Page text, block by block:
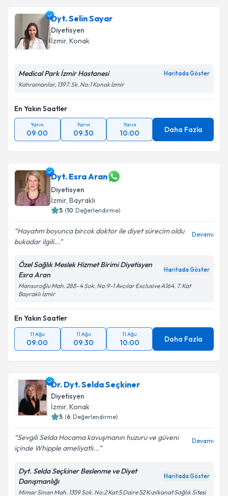
Dyt. Selin Sayar
Diyetisyen
İzmir, Konak
Medical Park İzmir Hastanesi Haritada Göster
Kahramanlar, 1397. Sk. No:1 Konak İzmir
En Yakın Saatler
Yarın
09:00
Yarın
09:30
Yarın
10:00 Daha Fazla
Dyt. Esra Aran
Diyetisyen
İzmir, Bayraklı
5 (10 Değerlendirme)
Hayatım boyunca bircok doktor ile diyet sürecim oldu
bukadar ilgili...
Devamı
Özel Sağlık Meslek Hizmet Birimi Diyetisyen
Esra Aran
Haritada Göster
Mansuroğlu Mah. 288-4 Sok. No:9-1 Avcılar Exclusive A164. 7. Kat
Bayraklı İzmir
En Yakın Saatler
11 Ağu
09:00
11 Ağu
09:30
11 Ağu
10:00 Daha Fazla
Dr. Dyt. Selda Seçkiner
Diyetisyen
İzmir, Konak
5 (6 Değerlendirme)
Sevgili Selda Hocama kavuşmanın huzuru ve güveni
içinde Whipple ameliyatlı...
Devamı
Dyt. Selda Seçkiner Beslenme ve Diyet
Danışmanlığı
Haritada Göster
Mimar Sinan Mah. 1359 Sok. No:2 Kat:5 Daire 52 Kızılkanat Sağlık Sitesi